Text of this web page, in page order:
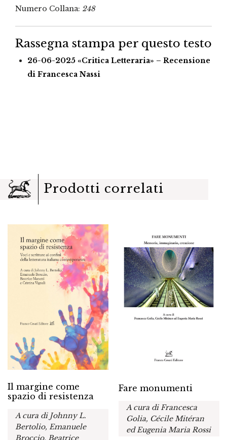
Numero Collana: 248
Rassegna stampa per questo testo
26-06-2025 «Critica Letteraria» – Recensione
di Francesca Nassi
Prodotti correlati
Il margine come
spazio di resistenza
A cura di Johnny L.
Bertolio, Emanuele
Broccio, Beatrice
Fare monumenti
A cura di Francesca
Golia, Cécile Mitéran
ed Eugenia Maria Rossi